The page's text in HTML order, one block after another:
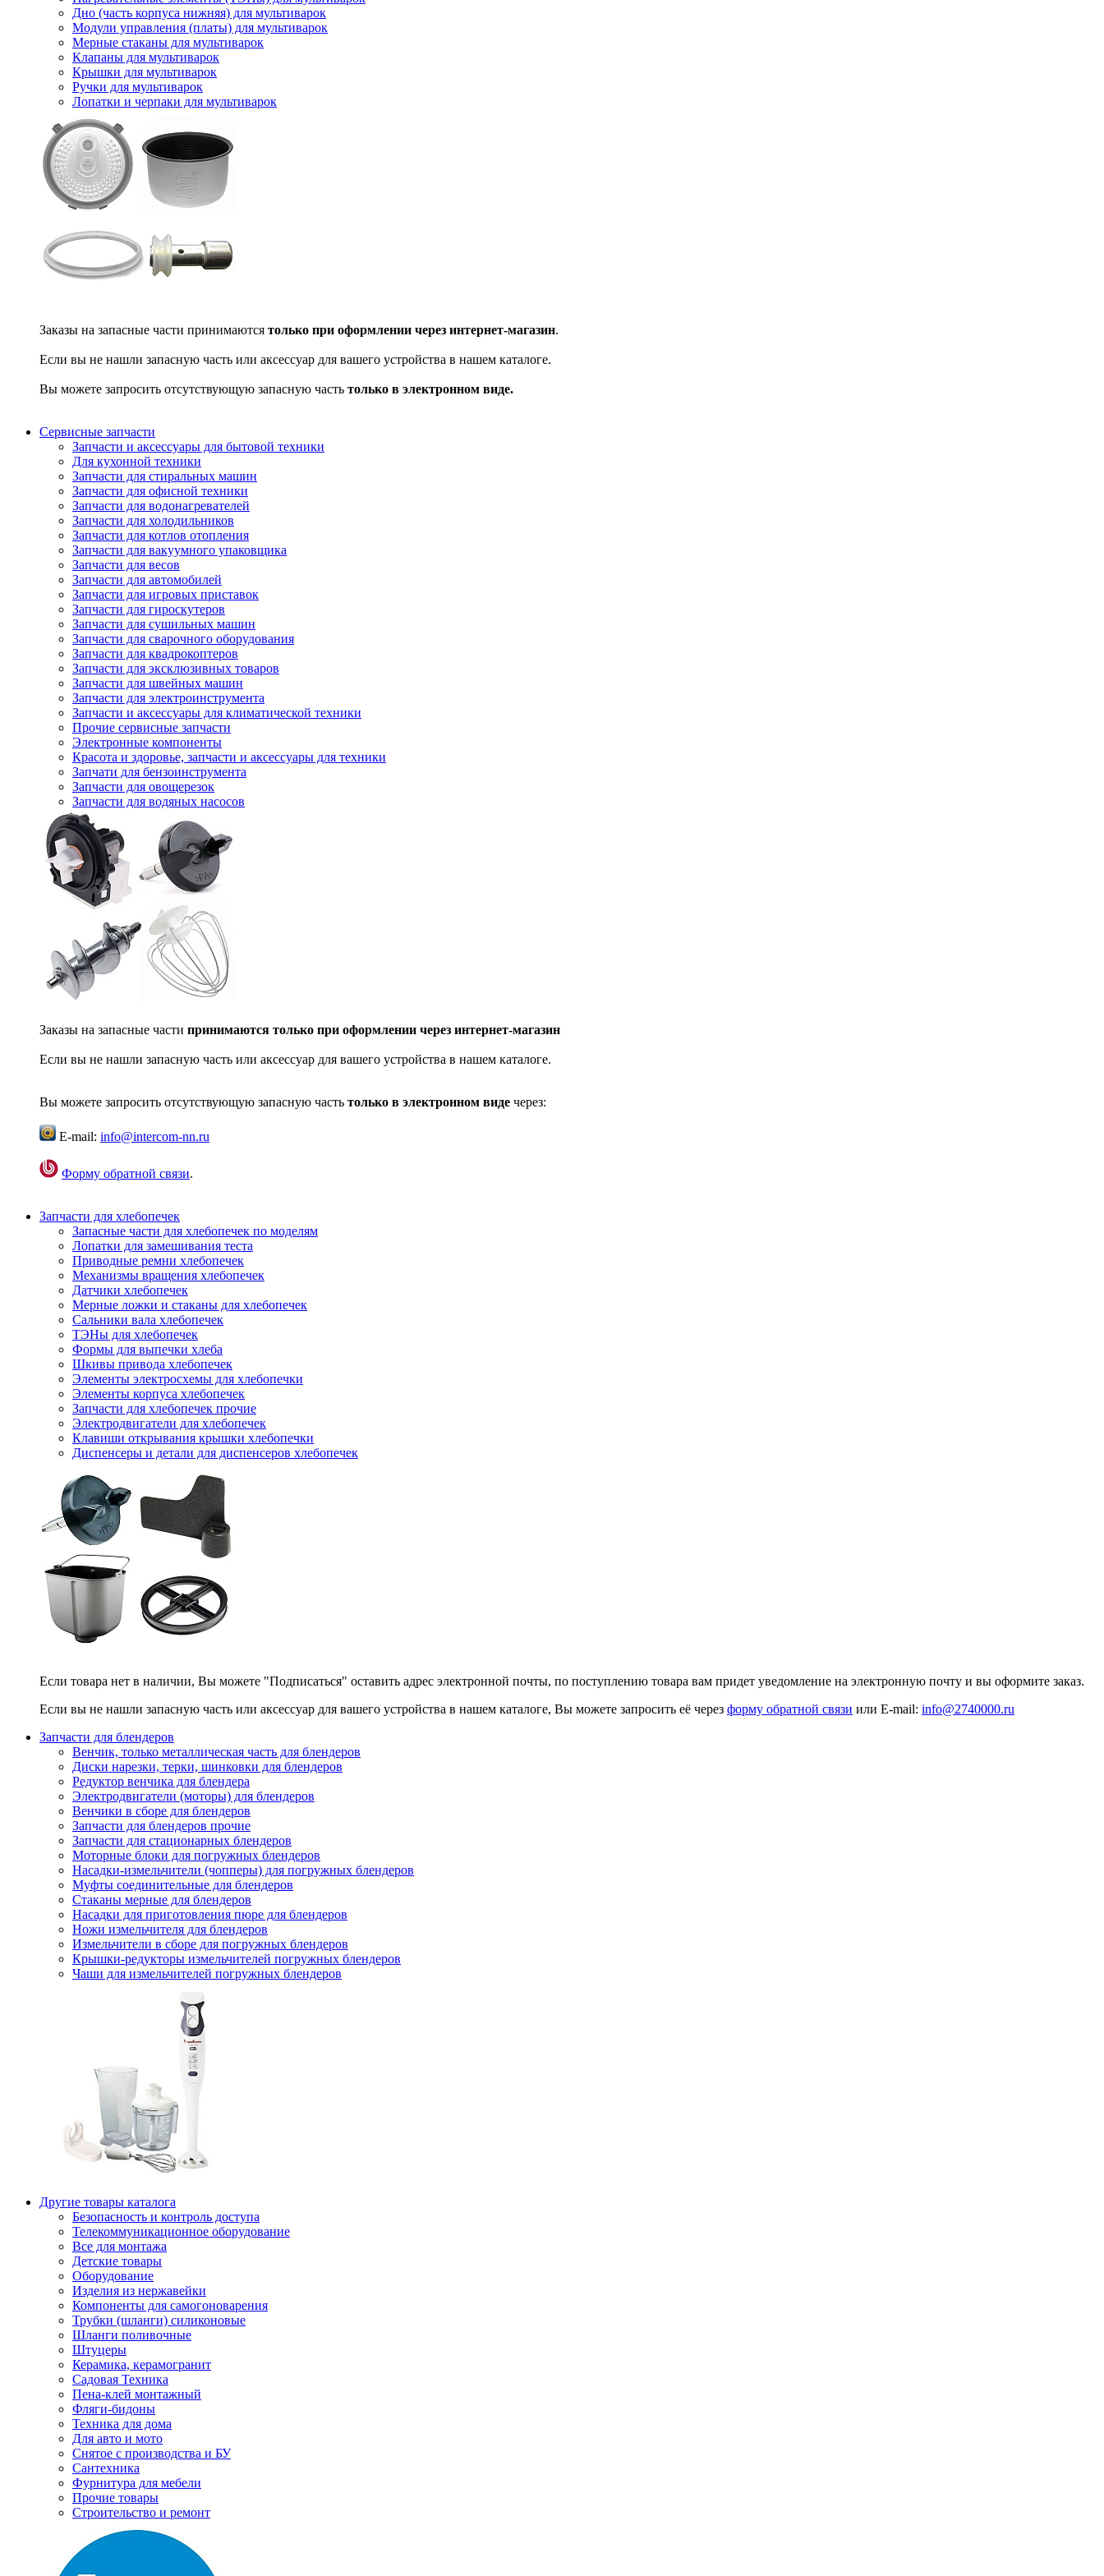
Дно (часть корпуса нижняя) для мультиварок
Модули управления (платы) для мультиварок
Мерные стаканы для мультиварок
Клапаны для мультиварок
Крышки для мультиварок
Ручки для мультиварок
Лопатки и черпаки для мультиварок
Заказы на запасные части принимаются только при оформлении через интернет-магазин.
Если вы не нашли запасную часть или аксессуар для вашего устройства в нашем каталоге.
Вы можете запросить отсутствующую запасную часть только в электронном виде.
Сервисные запчасти
Запчасти и аксессуары для бытовой техники
Для кухонной техники
Запчасти для стиральных машин
Запчасти для офисной техники
Запчасти для водонагревателей
Запчасти для холодильников
Запчасти для котлов отопления
Запчасти для вакуумного упаковщика
Запчасти для весов
Запчасти для автомобилей
Запчасти для игровых приставок
Запчасти для гироскутеров
Запчасти для сушильных машин
Запчасти для сварочного оборудования
Запчасти для квадрокоптеров
Запчасти для эксклюзивных товаров
Запчасти для швейных машин
Запчасти для электроинструмента
Запчасти и аксессуары для климатической техники
Прочие сервисные запчасти
Электронные компоненты
Красота и здоровье, запчасти и аксессуары для техники
Запчати для бензоинструмента
Запчасти для овощерезок
Запчасти для водяных насосов
Заказы на запасные части принимаются только при оформлении через интернет-магазин
Если вы не нашли запасную часть или аксессуар для вашего устройства в нашем каталоге.
Вы можете запросить отсутствующую запасную часть только в электронном виде через:
E-mail: info@intercom-nn.ru
Форму обратной связи.
Запчасти для хлебопечек
Запасные части для хлебопечек по моделям
Лопатки для замешивания теста
Приводные ремни хлебопечек
Механизмы вращения хлебопечек
Датчики хлебопечек
Мерные ложки и стаканы для хлебопечек
Сальники вала хлебопечек
ТЭНы для хлебопечек
Формы для выпечки хлеба
Шкивы привода хлебопечек
Элементы электросхемы для хлебопечки
Элементы корпуса хлебопечек
Запчасти для хлебопечек прочие
Электродвигатели для хлебопечек
Клавиши открывания крышки хлебопечки
Диспенсеры и детали для диспенсеров хлебопечек
Если товара нет в наличии, Вы можете "Подписаться" оставить адрес электронной почты, по поступлению товара вам придет уведомление на электронную почту и вы оформите заказ.
Если вы не нашли запасную часть или аксессуар для вашего устройства в нашем каталоге, Вы можете запросить её через форму обратной связи или E-mail: info@2740000.ru
Запчасти для блендеров
Венчик, только металлическая часть для блендеров
Диски нарезки, терки, шинковки для блендеров
Редуктор венчика для блендера
Электродвигатели (моторы) для блендеров
Венчики в сборе для блендеров
Запчасти для блендеров прочие
Запчасти для стационарных блендеров
Моторные блоки для погружных блендеров
Насадки-измельчители (чопперы) для погружных блендеров
Муфты соединительные для блендеров
Стаканы мерные для блендеров
Насадки для приготовления пюре для блендеров
Ножи измельчителя для блендеров
Измельчители в сборе для погружных блендеров
Крышки-редукторы измельчителей погружных блендеров
Чаши для измельчителей погружных блендеров
Другие товары каталога
Безопасность и контроль доступа
Телекоммуникационное оборудование
Все для монтажа
Детские товары
Оборудование
Изделия из нержавейки
Компоненты для самогоноварения
Трубки (шланги) силиконовые
Шланги поливочные
Штуцеры
Керамика, керамогранит
Садовая Техника
Пена-клей монтажный
Фляги-бидоны
Техника для дома
Для авто и мото
Снятое с производства и БУ
Сантехника
Фурнитура для мебели
Прочие товары
Строительство и ремонт